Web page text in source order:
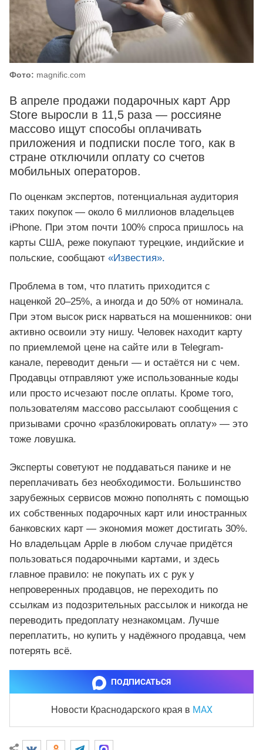
Фото: magnific.com
В апреле продажи подарочных карт App
Store выросли в 11,5 раза — россияне
массово ищут способы оплачивать
приложения и подписки после того, как в
стране отключили оплату со счетов
мобильных операторов.
По оценкам экспертов, потенциальная аудитория
таких покупок — около 6 миллионов владельцев
iPhone. При этом почти 100% спроса пришлось на
карты США, реже покупают турецкие, индийские и
польские, сообщают «Известия».
Проблема в том, что платить приходится с
наценкой 20–25%, а иногда и до 50% от номинала.
При этом высок риск нарваться на мошенников: они
активно освоили эту нишу. Человек находит карту
по приемлемой цене на сайте или в Telegram-
канале, переводит деньги — и остаётся ни с чем.
Продавцы отправляют уже использованные коды
или просто исчезают после оплаты. Кроме того,
пользователям массово рассылают сообщения с
призывами срочно «разблокировать оплату» — это
тоже ловушка.
Эксперты советуют не поддаваться панике и не
переплачивать без необходимости. Большинство
зарубежных сервисов можно пополнять с помощью
их собственных подарочных карт или иностранных
банковских карт — экономия может достигать 30%.
Но владельцам Apple в любом случае придётся
пользоваться подарочными картами, и здесь
главное правило: не покупать их с рук у
непроверенных продавцов, не переходить по
ссылкам из подозрительных рассылок и никогда не
переводить предоплату незнакомцам. Лучше
переплатить, но купить у надёжного продавца, чем
потерять всё.
ПОДПИСАТЬСЯ
Новости Краснодарского края в MAX